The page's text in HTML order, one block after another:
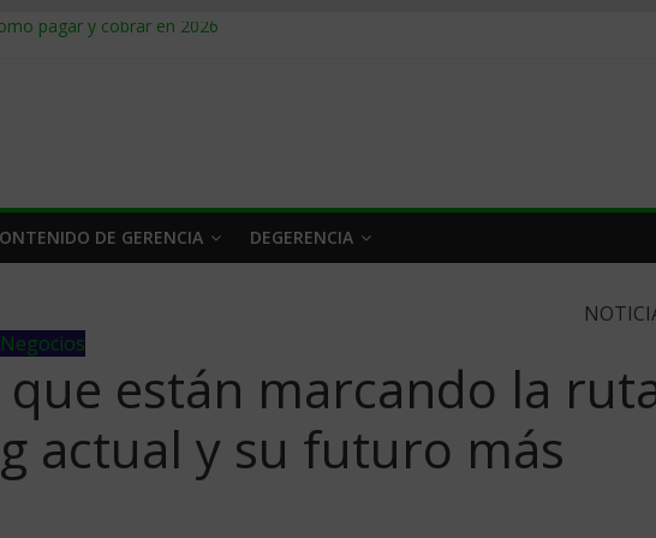
pagar y cobrar en 2026
suministro: qué hacer
segmentarlo y venderle
DE GERENCIA DEGERENCIA
están marcando la
actual y su futuro más